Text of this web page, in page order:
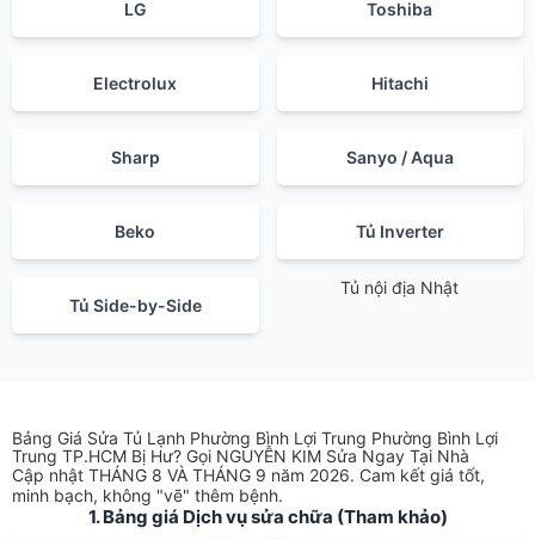
LG Toshiba
Electrolux Hitachi
Sharp Sanyo / Aqua
Beko Tủ Inverter
Tủ Side-by-Side
Tủ nội địa Nhật
Bảng Giá Sửa Tủ Lạnh Phường Bình Lợi Trung Phường Bình Lợi
Trung TP.HCM Bị Hư? Gọi NGUYỄN KIM Sửa Ngay Tại Nhà
Cập nhật THÁNG 8 VÀ THÁNG 9 năm 2026. Cam kết giá tốt,
minh bạch, không "vẽ" thêm bệnh.
1. Bảng giá Dịch vụ sửa chữa (Tham khảo)